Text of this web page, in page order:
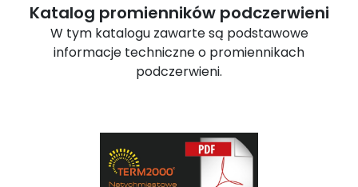
Katalog promienników podczerwieni
W tym katalogu zawarte są podstawowe
informacje techniczne o promiennikach
podczerwieni.